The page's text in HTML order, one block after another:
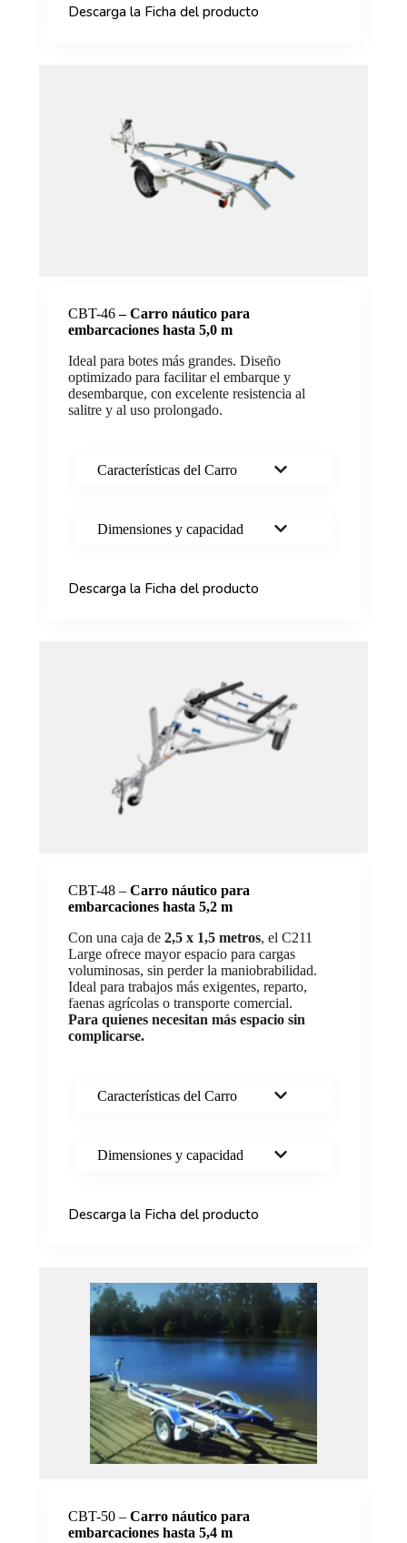
Descarga la Ficha del producto
CBT-46– Carro náutico para
embarcaciones hasta 5,0 m
Ideal para botes más grandes. Diseño
optimizado para facilitar el embarque y
desembarque, con excelente resistencia al
salitre y al uso prolongado.
Características del Carro
Dimensiones y capacidad
Descarga la Ficha del producto
CBT-48 – Carro náutico para
embarcaciones hasta 5,2 m
Con una caja de 2,5 x 1,5 metros, el C211
Large ofrece mayor espacio para cargas
voluminosas, sin perder la maniobrabilidad.
Ideal para trabajos más exigentes, reparto,
faenas agrícolas o transporte comercial.
Para quienes necesitan más espacio sin
complicarse.
Características del Carro
Dimensiones y capacidad
Descarga la Ficha del producto
CBT-50 – Carro náutico para
embarcaciones hasta 5,4 m